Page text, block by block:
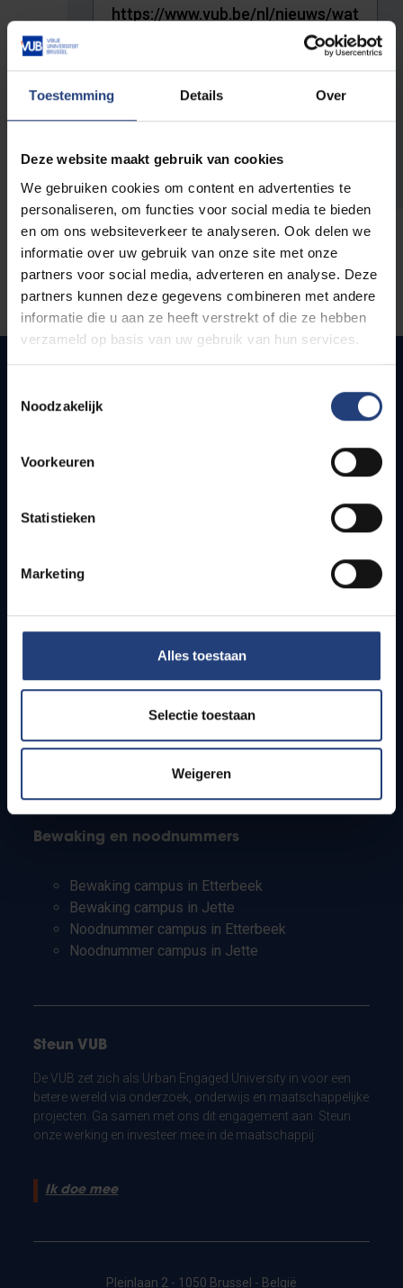
Toestemming Details Over
Deze website maakt gebruik van cookies
We gebruiken cookies om content en advertenties te
personaliseren, om functies voor social media te bieden
en om ons websiteverkeer te analyseren. Ook delen we
informatie over uw gebruik van onze site met onze
partners voor social media, adverteren en analyse. Deze
partners kunnen deze gegevens combineren met andere
informatie die u aan ze heeft verstrekt of die ze hebben
verzameld op basis van uw gebruik van hun services.
Noodzakelijk
Voorkeuren
Statistieken
Marketing
Alles toestaan
Selectie toestaan
Weigeren
De volledige URL van de pagina waar je de fout zag.
Snel naar
Bereikbaarheid
Studenten
PhD-studenten
Leerkrachten en secundaire scholen
Bewaking en noodnummers
Bewaking campus in Etterbeek
Bewaking campus in Jette
Noodnummer campus in Etterbeek
Noodnummer campus in Jette
Steun VUB
De VUB zet zich als Urban Engaged University in voor een
betere wereld via onderzoek, onderwijs en maatschappelijke
projecten. Ga samen met ons dit engagement aan. Steun
onze werking en investeer mee in de maatschappij.
Ik doe mee
Pleinlaan 2 - 1050 Brussel - België